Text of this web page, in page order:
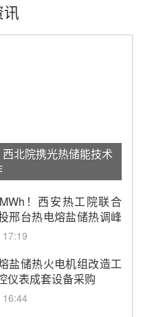
讯
北院携光热储能技术
！西安热工院联合
邢台热电熔盐储热调峰
项目
盐储热火电机组改造工
仪表成套设备采购
16:44